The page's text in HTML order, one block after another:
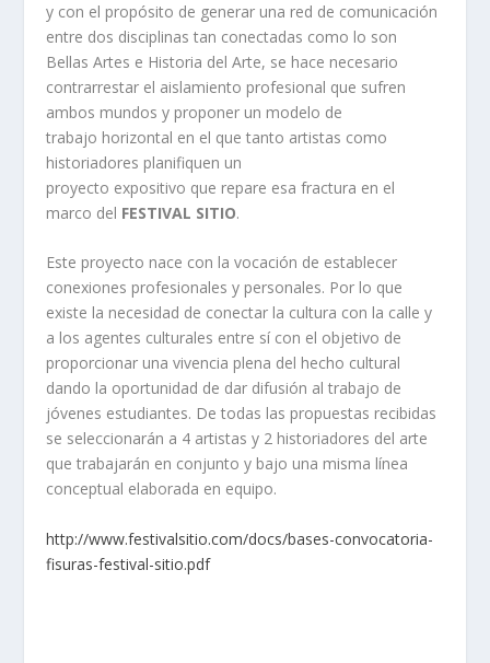
y con el propósito de generar una red de comunicación
entre dos disciplinas tan conectadas como lo son
Bellas Artes e Historia del Arte, se hace necesario
contrarrestar el aislamiento profesional que sufren
ambos mundos y proponer un modelo de
trabajo horizontal en el que tanto artistas como
historiadores planifiquen un
proyecto expositivo que repare esa fractura en el
marco del FESTIVAL SITIO.
Este proyecto nace con la vocación de establecer
conexiones profesionales y personales. Por lo que
existe la necesidad de conectar la cultura con la calle y
a los agentes culturales entre sí con el objetivo de
proporcionar una vivencia plena del hecho cultural
dando la oportunidad de dar difusión al trabajo de
jóvenes estudiantes. De todas las propuestas recibidas
se seleccionarán a 4 artistas y 2 historiadores del arte
que trabajarán en conjunto y bajo una misma línea
conceptual elaborada en equipo.
http://www.festivalsitio.com/docs/bases-convocatoria-
fisuras-festival-sitio.pdf